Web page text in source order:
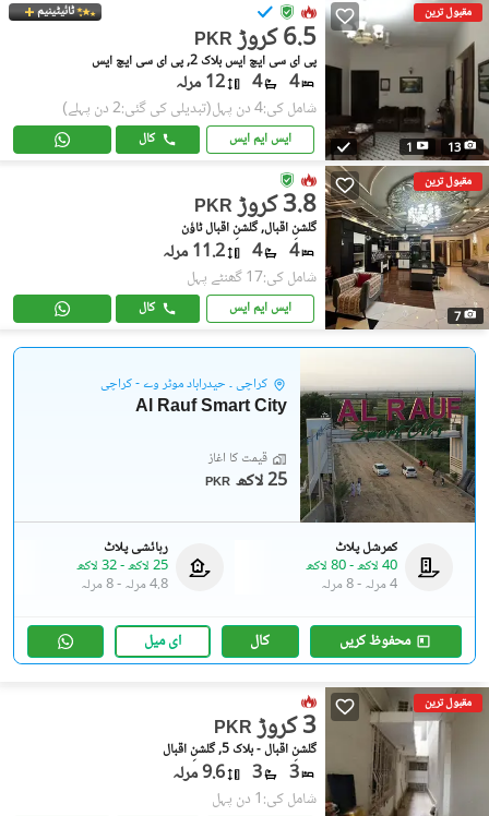
مقبول ترین
13
1
ٹائیٹینیم
PKR 6.5 کروڑ
پی ای سی ایچ ایس بلاک 2, پی ای سی ایچ ایس
4
4 12 مرلہ
شامل کی:4 دن پہل (تبدیلی کی گئی:2 دن پہلے)
ایس ایم ایس کال
مقبول ترین
7
PKR 3.8 کروڑ
گلشنِ اقبال, گلشنِ اقبال ٹاؤن
4
4 11.2 مرلہ
شامل کی:17 گھنٹے پہل
ایس ایم ایس کال
کراچی ۔ حیدرآباد موٹر وے - کراچی
Al Rauf Smart City
قیمت کا آغاز
PKR 25 لاکھ
کمرشل پلاٹ
40 لاکھ
-80 لاکھ
4 مرلہ
-8 مرلہ
رہائشی پلاٹ
25 لاکھ
-32 لاکھ
4.8 مرلہ
-8 مرلہ
محفوظ کریں کال ای میل
مقبول ترین
PKR 3 کروڑ
گلشنِ اقبال - بلاک 5, گلشنِ اقبال
3
3 9.6 مرلہ
شامل کی:1 دن پہل